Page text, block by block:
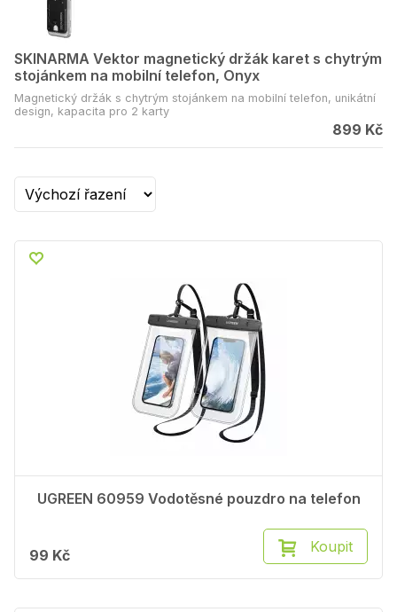
SKINARMA Vektor magnetický držák karet s chytrým
stojánkem na mobilní telefon, Onyx
Magnetický držák s chytrým stojánkem na mobilní telefon, unikátní
design, kapacita pro 2 karty
899 Kč
UGREEN 60959 Vodotěsné pouzdro na telefon
99 Kč Koupit